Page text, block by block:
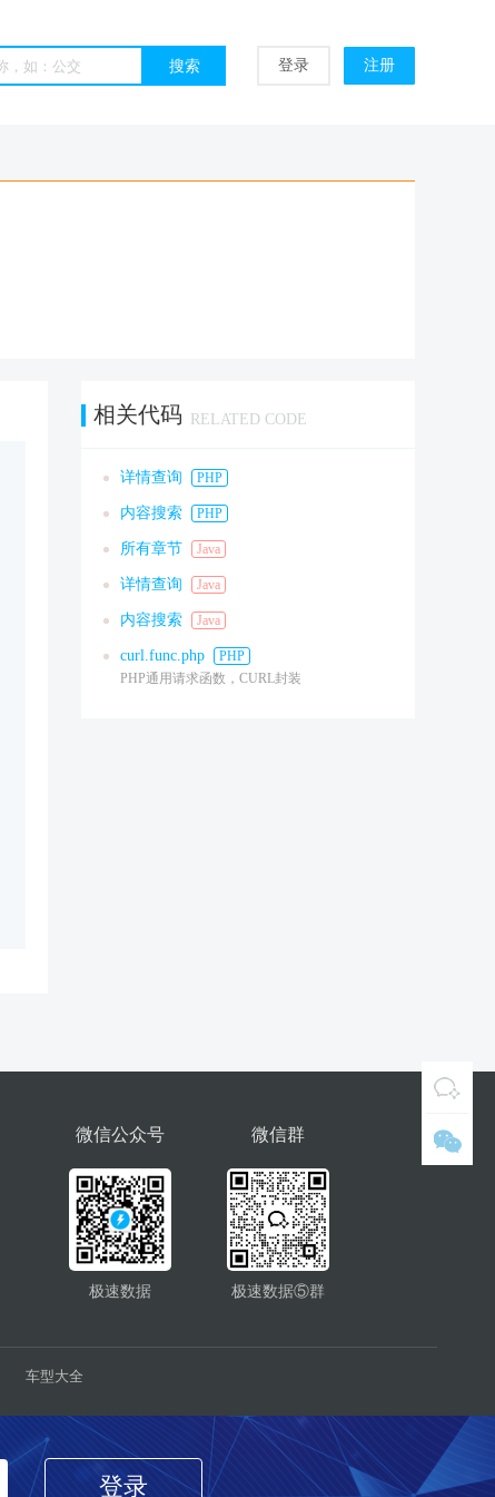
登录 注册
相关代码 RELATED CODE
详情查询 PHP
内容搜索 PHP
所有章节 Java
详情查询 Java
内容搜索 Java
curl.func.php
PHP
PHP通用请求函数，CURL封装
登录
微信公众号
极速数据
微信群
极速数据⑤群
车型大全